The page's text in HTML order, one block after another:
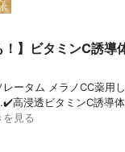
！】ビタミンC誘導
タム メラノCC薬用し
浸透ビタミンC誘導体
を見る